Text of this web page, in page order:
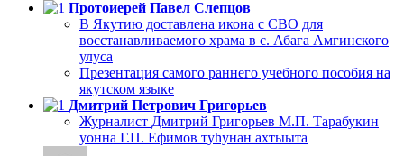
Протоиерей Павел Слепцов
В Якутию доставлена икона с СВО для
восстанавливаемого храма в с. Абага Амгинского
улуса
Презентация самого раннего учебного пособия на
якутском языке
Дмитрий Петрович Григорьев
Журналист Дмитрий Григорьев М.П. Тарабукин
уонна Г.П. Ефимов туһунан ахтыыта